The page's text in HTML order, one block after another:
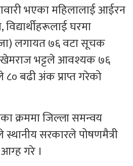
भएका महिलालाई आईरन
घरमा
लगायत ७६ वटा सूचक
खेमराज भट्टले आवश्यक ७६
बढी अंक प्राप्त गरेको
क्रममा जिल्ला समन्वय
स्थानीय सरकारले पोषणमैत्री
गरे ।